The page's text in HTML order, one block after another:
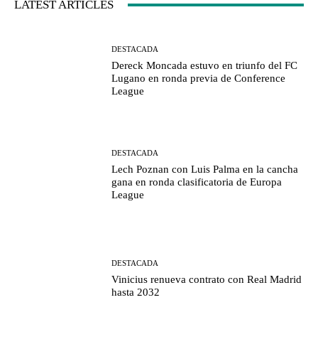
LATEST ARTICLES
DESTACADA
Dereck Moncada estuvo en triunfo del FC
Lugano en ronda previa de Conference
League
DESTACADA
Lech Poznan con Luis Palma en la cancha
gana en ronda clasificatoria de Europa
League
DESTACADA
Vinicius renueva contrato con Real Madrid
hasta 2032